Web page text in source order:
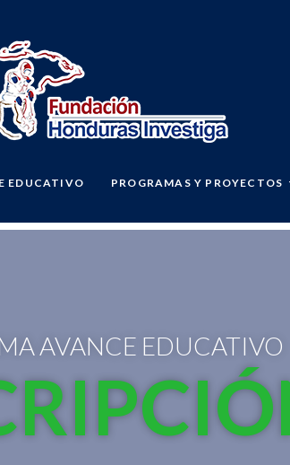
EDUCATIVO PROGRAMAS Y PROYECTOS
AVANCE EDUCATIVO